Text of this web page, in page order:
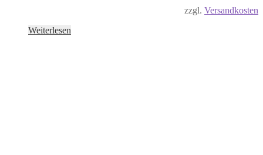
zzgl. Versandkosten
Weiterlesen